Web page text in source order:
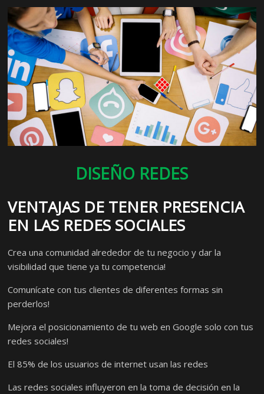
DISEÑO REDES
VENTAJAS DE TENER PRESENCIA
EN LAS REDES SOCIALES
Crea una comunidad alrededor de tu negocio y dar la
visibilidad que tiene ya tu competencia!
Comunícate con tus clientes de diferentes formas sin
perderlos!
Mejora el posicionamiento de tu web en Google solo con tus
redes sociales!
El 85% de los usuarios de internet usan las redes
Las redes sociales influyeron en la toma de decisión en la